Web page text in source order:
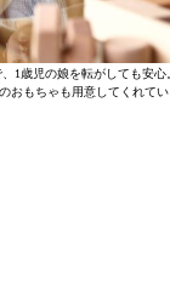
1歳児の娘を転がしても安
おもちゃも用意してくれてい